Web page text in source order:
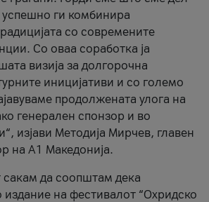
ги комбинира
со современите
Со оваа соработка ја
визија за долгорочна
иницијативи и со големо
продолжената улога на
генерален спонзор и во
изјави Методија Мирчев, главен
на A1 Македонија.
сакам да соопштам дека
издание на фестивалот “Охридско